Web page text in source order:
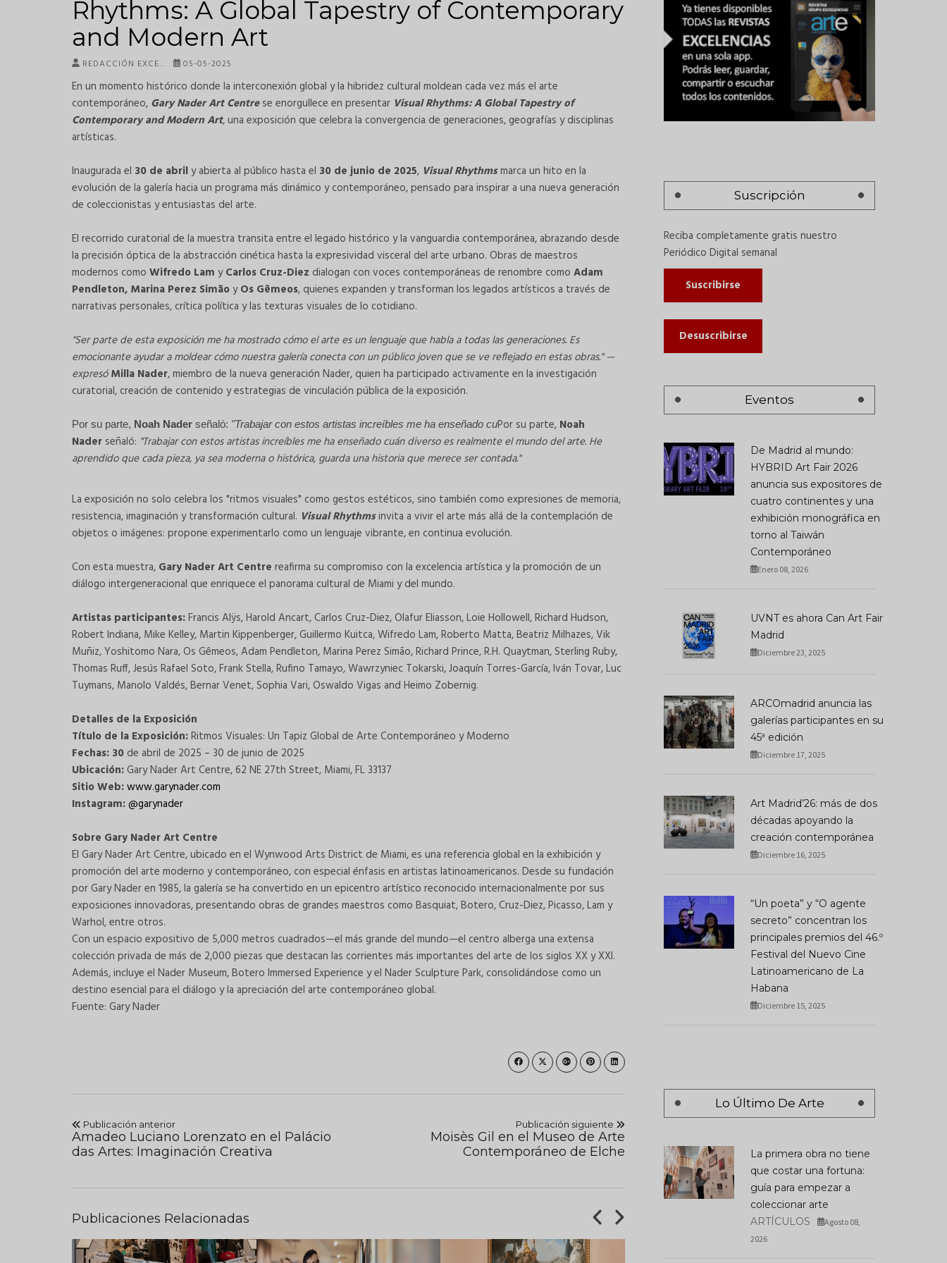
Rhythms: A Global Tapestry of Contemporary
and Modern Art
REDACCIÓN EXCE… 05-05-2025
En un momento histórico donde la interconexión global y la hibridez cultural moldean cada vez más el arte
contemporáneo, Gary Nader Art Centrese enorgullece en presentar Visual Rhythms: A Global Tapestry of
Contemporary and Modern Art, una exposición que celebra la convergencia de generaciones, geografías y disciplinas
artísticas.
Inaugurada el 30 de abrily abierta al público hasta el 30 de junio de 2025, Visual Rhythmsmarca un hito en la
evolución de la galería hacia un programa más dinámico y contemporáneo, pensado para inspirar a una nueva generación
de coleccionistas y entusiastas del arte.
El recorrido curatorial de la muestra transita entre el legado histórico y la vanguardia contemporánea, abrazando desde
la precisión óptica de la abstracción cinética hasta la expresividad visceral del arte urbano. Obras de maestros
modernos como Wifredo Lam yCarlos Cruz-Diez dialogan con voces contemporáneas de renombre como Adam
Pendleton, Marina Perez SimãoyOs Gêmeos, quienes expanden y transforman los legados artísticos a través de
narrativas personales, crítica política y las texturas visuales de lo cotidiano.
"Ser parte de esta exposición me ha mostrado cómo el arte es un lenguaje que habla a todas las generaciones. Es
emocionante ayudar a moldear cómo nuestra galería conecta con un público joven que se ve reflejado en estas obras." —
expresóMilla Nader, miembro de la nueva generación Nader, quien ha participado activamente en la investigación
curatorial, creación de contenido y estrategias de vinculación pública de la exposición.
Por su parte, Noah Nader señaló: "Trabajar con estos artistas increíbles me ha enseñado cuPor su parte, Noah
Nader señaló: "Trabajar con estos artistas increíbles me ha enseñado cuán diverso es realmente el mundo del arte. He
aprendido que cada pieza, ya sea moderna o histórica, guarda una historia que merece ser contada."
La exposición no solo celebra los "ritmos visuales" como gestos estéticos, sino también como expresiones de memoria,
resistencia, imaginación y transformación cultural. Visual Rhythmsinvita a vivir el arte más allá de la contemplación de
objetos o imágenes: propone experimentarlo como un lenguaje vibrante, en continua evolución.
Con esta muestra, Gary Nader Art Centre reafirma su compromiso con la excelencia artística y la promoción de un
diálogo intergeneracional que enriquece el panorama cultural de Miami y del mundo.
Artistas participantes:Francis Alÿs, Harold Ancart, Carlos Cruz-Diez, Olafur Eliasson, Loie Hollowell, Richard Hudson,
Robert Indiana, Mike Kelley, Martin Kippenberger, Guillermo Kuitca, Wifredo Lam, Roberto Matta, Beatriz Milhazes, Vik
Muñiz, Yoshitomo Nara, Os Gêmeos, Adam Pendleton, Marina Perez Simão, Richard Prince, R.H. Quaytman, Sterling Ruby,
Thomas Ruff, Jesús Rafael Soto, Frank Stella, Rufino Tamayo, Wawrzyniec Tokarski, Joaquín Torres-García, Iván Tovar, Luc
Tuymans, Manolo Valdés, Bernar Venet, Sophia Vari, Oswaldo Vigas and Heimo Zobernig.
Detalles de la Exposición
Título de la Exposición:Ritmos Visuales: Un Tapiz Global de Arte Contemporáneo y Moderno
Fechas: 30 de abril de 2025 – 30 de junio de 2025
Ubicación:Gary Nader Art Centre, 62 NE 27th Street, Miami, FL 33137
Sitio Web:www.garynader.com
Instagram:@garynader
Sobre Gary Nader Art Centre
El Gary Nader Art Centre, ubicado en el Wynwood Arts District de Miami, es una referencia global en la exhibición y
promoción del arte moderno y contemporáneo, con especial énfasis en artistas latinoamericanos. Desde su fundación
por Gary Nader en 1985, la galería se ha convertido en un epicentro artístico reconocido internacionalmente por sus
exposiciones innovadoras, presentando obras de grandes maestros como Basquiat, Botero, Cruz-Diez, Picasso, Lam y
Warhol, entre otros.
Con un espacio expositivo de 5,000 metros cuadrados—el más grande del mundo—el centro alberga una extensa
colección privada de más de 2,000 piezas que destacan las corrientes más importantes del arte de los siglos XX y XXI.
Además, incluye el Nader Museum, Botero Immersed Experience y el Nader Sculpture Park, consolidándose como un
destino esencial para el diálogo y la apreciación del arte contemporáneo global.
Fuente: Gary Nader
Publicación anterior
Amadeo Luciano Lorenzato en el Palácio
das Artes: Imaginación Creativa
Publicación siguiente
Moisès Gil en el Museo de Arte
Contemporáneo de Elche
Publicaciones Relacionadas
Suscripción
Reciba completamente gratis nuestro
Periódico Digital semanal
Suscribirse
Desuscribirse
Eventos
De Madrid al mundo:
HYBRID Art Fair 2026
anuncia sus expositores de
cuatro continentes y una
exhibición monográfica en
torno al Taiwán
Contemporáneo
Enero 08, 2026
UVNT es ahora Can Art Fair
Madrid
Diciembre 23, 2025
ARCOmadrid anuncia las
galerías participantes en su
45ª edición
Diciembre 17, 2025
Art Madrid’26: más de dos
décadas apoyando la
creación contemporánea
Diciembre 16, 2025
“Un poeta” y “O agente
secreto” concentran los
principales premios del 46.º
Festival del Nuevo Cine
Latinoamericano de La
Habana
Diciembre 15, 2025
Lo Último De Arte
La primera obra no tiene
que costar una fortuna:
guía para empezar a
coleccionar arte
ARTÍCULOS
Agosto 08,
2026